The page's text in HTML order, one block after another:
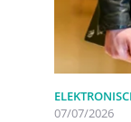
07/07/2026